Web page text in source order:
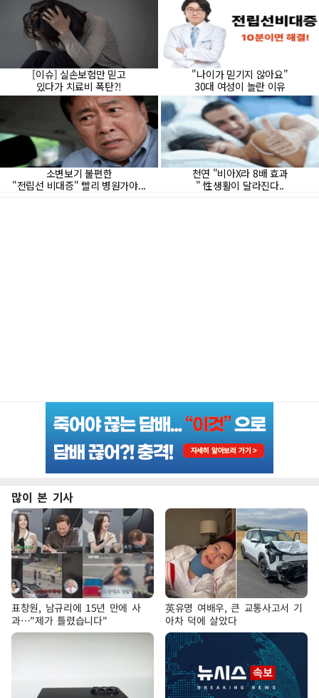
많이 본 기사
표창원, 남규리에 15년 만에 사
과…"제가 틀렸습니다"
英유명 여배우, 큰 교통사고서 기
아차 덕에 살았다